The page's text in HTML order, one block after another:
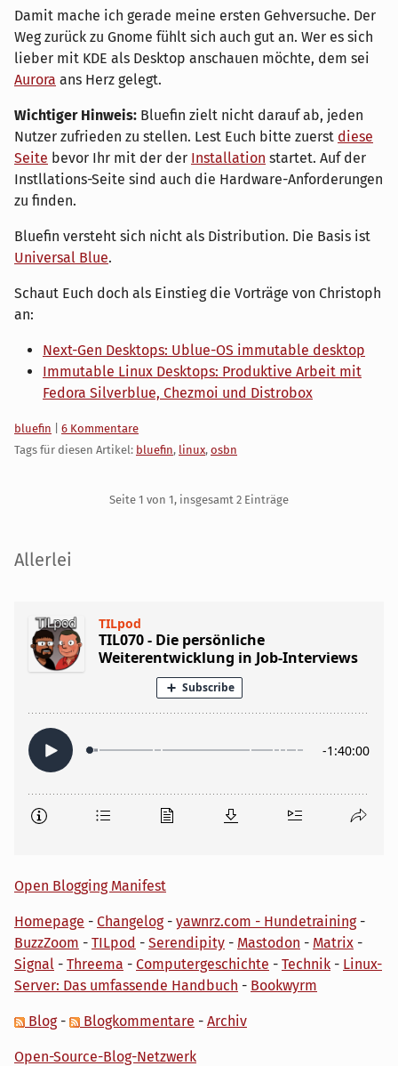
Damit mache ich gerade meine ersten Gehversuche. Der
Weg zurück zu Gnome fühlt sich auch gut an. Wer es sich
lieber mit KDE als Desktop anschauen möchte, dem sei
Aurora ans Herz gelegt.
Wichtiger Hinweis: Bluefin zielt nicht darauf ab, jeden
Nutzer zufrieden zu stellen. Lest Euch bitte zuerst diese
Seite bevor Ihr mit der der Installation startet. Auf der
Instllations-Seite sind auch die Hardware-Anforderungen
zu finden.
Bluefin versteht sich nicht als Distribution. Die Basis ist
Universal Blue.
Schaut Euch doch als Einstieg die Vorträge von Christoph
an:
Next-Gen Desktops: Ublue-OS immutable desktop
Immutable Linux Desktops: Produktive Arbeit mit
Fedora Silverblue, Chezmoi und Distrobox
Kategorien:
bluefin
6 Kommentare
Tags für diesen Artikel: bluefin, linux, osbn
Seite 1 von 1, insgesamt 2 Einträge
Seitenleiste
Allerlei
Open Blogging Manifest
Homepage - Changelog- yawnrz.com - Hundetraining-
BuzzZoom - TILpod - Serendipity - Mastodon - Matrix -
Signal - Threema - Computergeschichte - Technik - Linux-
Server: Das umfassende Handbuch - Bookwyrm
Blog- Blogkommentare - Archiv
Open-Source-Blog-Netzwerk